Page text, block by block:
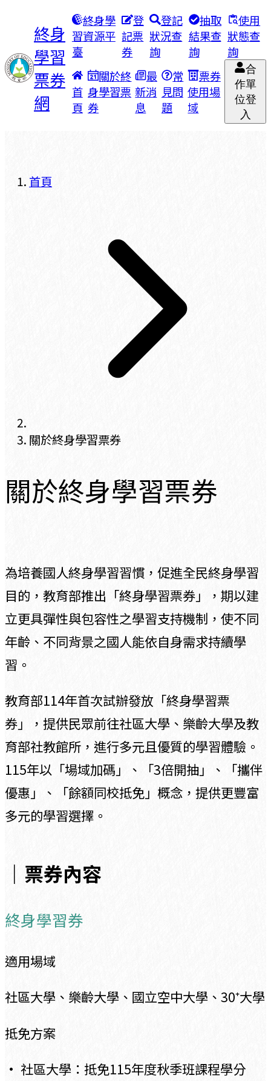
終身
學習
票券
網
終身學
習資源平
臺
登
記票
券
登記
狀況查
詢
抽取
結果查
詢
使用
狀態查
詢
首
頁
關於終
身學習票
券
最
新消
息
常
見問
題
票券
使用場
域
合
作單
位登
入
首頁
關於終身學習票券
關於終身學習票券
為培養國人終身學習習慣，促進全民終身學習
目的，教育部推出「終身學習票券」，期以建
立更具彈性與包容性之學習支持機制，使不同
年齡、不同背景之國人能依自身需求持續學
習。
教育部114年首次試辦發放「終身學習票
券」，提供民眾前往社區大學、樂齡大學及教
育部社教館所，進行多元且優質的學習體驗。
115年以「場域加碼」、「3倍開抽」、「攜伴
優惠」、「餘額同校抵免」概念，提供更豐富
多元的學習選擇。
｜票券內容
終身學習券
適用場域
社區大學、樂齡大學、國立空中大學、30⁺大學
抵免方案
• 社區大學：抵免115年度秋季班課程學分